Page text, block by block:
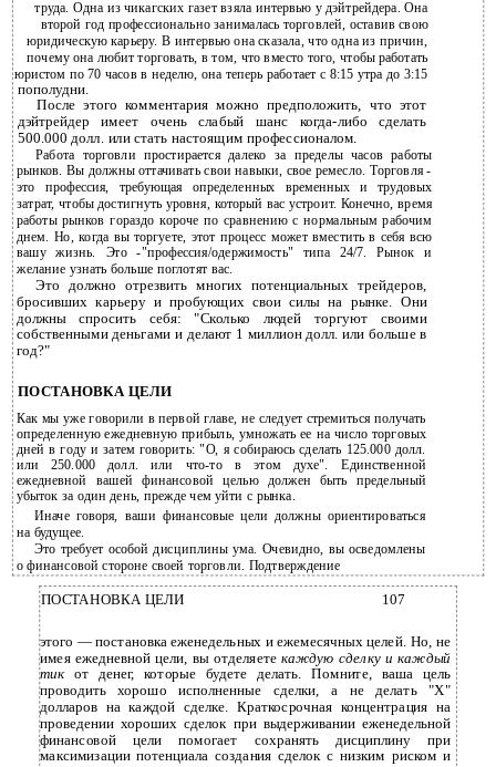
труда. Одна из чикагских газет взяла интервью у дэйтрейдера. Она
второй год профессионально занималась торговлей, оставив свою
юридическую карьеру. В интервью она сказала, что одна из причин,
почему она любит торговать, в том, что вместо того, чтобы работать
юристом по 70 часов в неделю, она теперь работает с 8:15 утра до 3:15
пополудни.
После этого комментария можно предположить, что этот
дэйтрейдер имеет очень слабый шанс когда-либо сделать
500.000 долл. или стать настоящим профессионалом.
Работа торговли простирается далеко за пределы часов работы
рынков. Вы должны оттачивать свои навыки, свое ремесло. Торговля -
это профессия, требующая определенных временных и трудовых
затрат, чтобы достигнуть уровня, который вас устроит. Конечно, время
работы рынков гораздо короче по сравнению с нормальным рабочим
днем. Но, когда вы торгуете, этот процесс может вместить в себя всю
вашу жизнь. Это -"профессия/одержимость" типа 24/7. Рынок и
желание узнать больше поглотят вас.
Это должно отрезвить многих потенциальных трейдеров,
бросивших карьеру и пробующих свои силы на рынке. Они
должны спросить себя: "Сколько людей торгуют своими
собственными деньгами и делают 1 миллион долл. или больше в
год?"
ПОСТАНОВКА ЦЕЛИ
Как мы уже говорили в первой главе, не следует стремиться получать
определенную ежедневную прибыль, умножать ее на число торговых
дней в году и затем говорить: "О, я собираюсь сделать 125.000 долл.
или 250.000 долл. или что-то в этом духе". Единственной
ежедневной вашей финансовой целью должен быть предельный
убыток за один день, прежде чем уйти с рынка.
Иначе говоря, ваши финансовые цели должны ориентироваться
на будущее.
Это требует особой дисциплины ума. Очевидно, вы осведомлены
о финансовой стороне своей торговли. Подтверждение
ПОСТАНОВКА ЦЕЛИ 107
этого — постановка еженедельных и ежемесячных целей. Но, не
имея ежедневной цели, вы отделяетекаждую сделку и каждый
тик от денег, которые будете делать. Помните, ваша цель
проводить хорошо исполненные сделки, а не делать "X"
долларов на каждой сделке. Краткосрочная концентрация на
проведении хороших сделок при выдерживании еженедельной
финансовой цели помогает сохранять дисциплину при
максимизации потенциала создания сделок с низким риском и